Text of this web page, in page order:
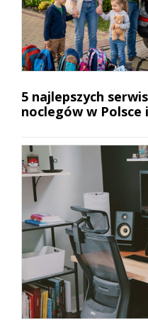
5 najlepszych
noclegów w Polsce